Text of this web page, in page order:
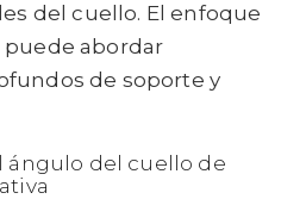
del cuello. El enfoque
abordar
de soporte y
ángulo del cuello de